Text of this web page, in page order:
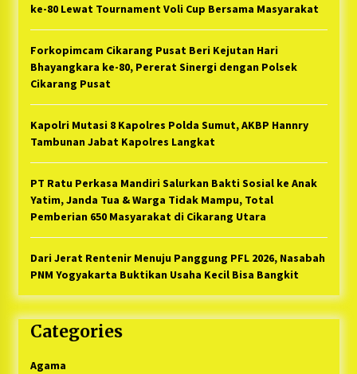
ke-80 Lewat Tournament Voli Cup Bersama Masyarakat
Forkopimcam Cikarang Pusat Beri Kejutan Hari
Bhayangkara ke-80, Pererat Sinergi dengan Polsek
Cikarang Pusat
Kapolri Mutasi 8 Kapolres Polda Sumut, AKBP Hannry
Tambunan Jabat Kapolres Langkat
PT Ratu Perkasa Mandiri Salurkan Bakti Sosial ke Anak
Yatim, Janda Tua & Warga Tidak Mampu, Total
Pemberian 650 Masyarakat di Cikarang Utara
Dari Jerat Rentenir Menuju Panggung PFL 2026, Nasabah
PNM Yogyakarta Buktikan Usaha Kecil Bisa Bangkit
Categories
Agama